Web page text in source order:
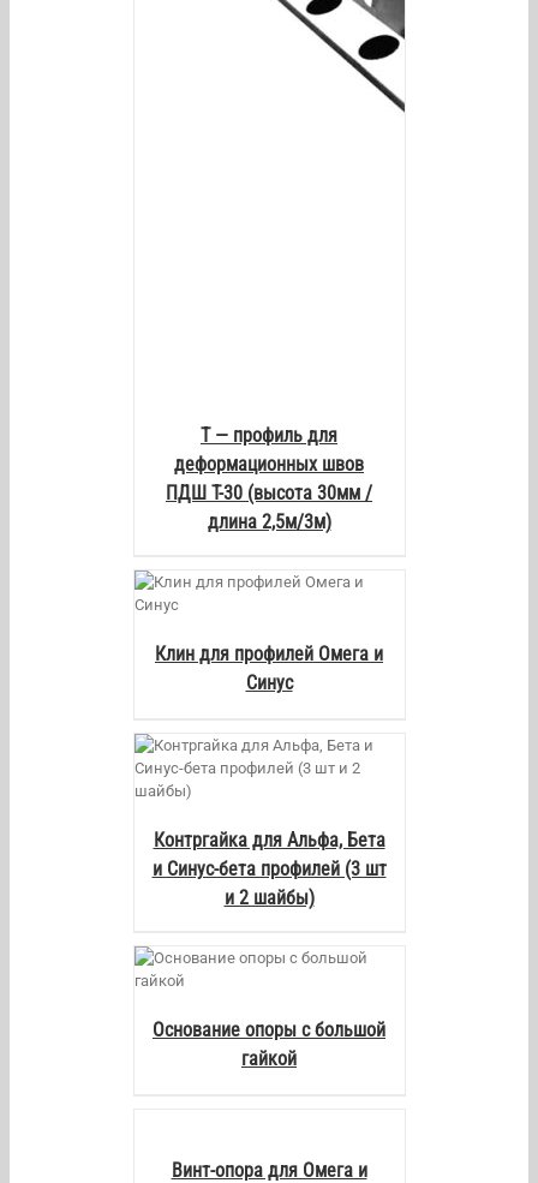
Т — профиль для
деформационных швов
ПДШ Т-30 (высота 30мм /
длина 2,5м/3м)
Клин для профилей Омега и
Синус
Контргайка для Альфа, Бета
и Синус-бета профилей (3 шт
и 2 шайбы)
Основание опоры с большой
гайкой
Винт-опора для Омега и